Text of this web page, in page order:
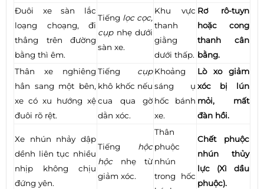
Đuôi xe sàn lắc
loạng choạng, đi
thẳng trên đường
bằng thì êm.
Tiếng lọc cọc,
cụpnhẹ dưới
sàn xe.
Khu vực
thanh
giằng
dưới thấp.
Rơ rô-tuyn
hoặc cong
thanh cân
bằng.
Thân xe nghiêng
hẳn sang một bên,
xe có xu hướng xệ
đuôi rõ rệt.
Tiếng cụp
khô khốc nếu
cua qua gờ
dằn xóc.
Khoảng
sáng ụ
hốc bánh
xe.
Lò xo giảm
xóc bị lún
mỏi, mất
đàn hồi.
Xe nhún nhảy dập
dềnh liên tục nhiều
nhịp không chịu
đứng yên.
Tiếng hộc
hộcnhẹ từ
giảm xóc.
Thân
phuộc
nhún
trong hốc
Chết phuộc
nhún thủy
lực (Xì dầu
phuộc).